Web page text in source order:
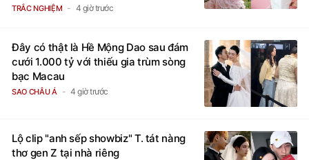
TRẮC NGHIỆM 4 giờ trước
Đây có thật là Hề Mộng Dao sau đám
cưới 1.000 tỷ với thiếu gia trùm sòng
bạc Macau
SAO CHÂU Á 4 giờ trước
Lộ clip "anh sếp showbiz" T. tát nàng
thơ gen Z tại nhà riêng